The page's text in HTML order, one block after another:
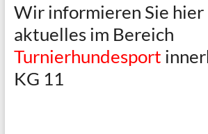
Wir informieren Sie hier
aktuelles im Bereich
Turnierhundesport
KG 11